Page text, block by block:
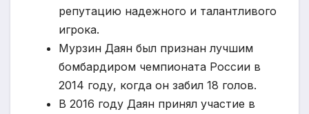
репутацию надежного и талантливого
игрока.
Мурзин Даян был признан лучшим
бомбардиром чемпионата России в
2014 году, когда он забил 18 голов.
В 2016 году Даян принял участие в